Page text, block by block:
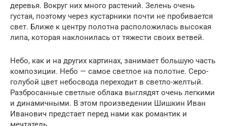
деревья. Вокруг них много растений. Зелень очень
густая, поэтому через кустарники почти не пробивается
свет. Ближе к центру полотна расположилась высокая
липа, которая наклонилась от тяжести своих ветвей.
Небо, как и на других картинах, занимает большую часть
композиции. Небо — самое светлое на полотне. Серо-
голубой цвет небосвода переходит в светло-желтый.
Разбросанные светлые облака выглядят очень легкими
и динамичными. В этом произведении Шишкин Иван
Иванович предстает перед нами как романтик и